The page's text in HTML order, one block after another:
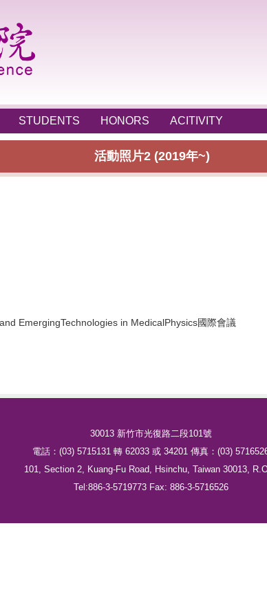
STUDENTS HONORS ACITIVITY
活動照片2 (2019年~)
EmergingTechnologies in MedicalPhysics國際會議
30013 新竹市光復路二段101號
電話：(03) 5715131 轉 62033 或 34201 傳真：(03)
101, Section 2, Kuang-Fu Road, Hsinchu, Taiwan 30013,
Tel:886-3-5719773 Fax: 886-3-5716526